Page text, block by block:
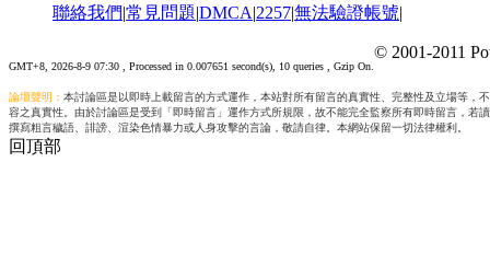
聯絡我們|常見問題|DMCA|2257|無法驗證帳號|
GMT+8, 2026-8-9 07:30 , Processed in 0.007651 second(s), 10 queries , Gzip On.
© 2001-2011
論壇聲明： 本討論區是以即時上載留言的方式運作，本站對所有留言的真實性、完整性及立場等
容之真實性。由於討論區是受到「即時留言」運作方式所規限，故不能完全監察所有即時留言，
撰寫粗言穢語、誹謗、渲染色情暴力或人身攻擊的言論，敬請自律。本網站保留一切法律權利。
回頂部